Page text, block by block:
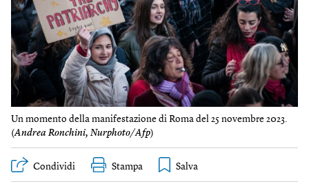
Un momento della manifestazione di Roma del 25 novembre 2023.
(Andrea Ronchini, Nurphoto/Afp)
Condividi Stampa